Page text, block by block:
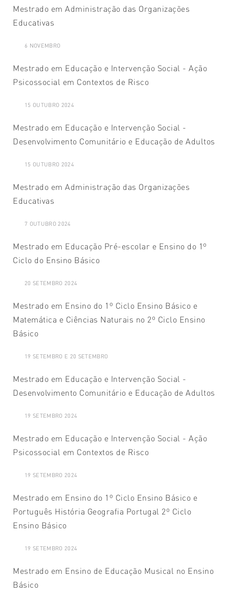
Mestrado em Administração das Organizações
Educativas
6 NOVEMBRO
Mestrado em Educação e Intervenção Social - Ação
Psicossocial em Contextos de Risco
15 OUTUBRO 2024
Mestrado em Educação e Intervenção Social -
Desenvolvimento Comunitário e Educação de Adultos
15 OUTUBRO 2024
Mestrado em Administração das Organizações
Educativas
7 OUTUBRO 2024
Mestrado em Educação Pré-escolar e Ensino do 1º
Ciclo do Ensino Básico
20 SETEMBRO 2024
Mestrado em Ensino do 1º Ciclo Ensino Básico e
Matemática e Ciências Naturais no 2º Ciclo Ensino
Básico
19 SETEMBRO E 20 SETEMBRO
Mestrado em Educação e Intervenção Social -
Desenvolvimento Comunitário e Educação de Adultos
19 SETEMBRO 2024
Mestrado em Educação e Intervenção Social - Ação
Psicossocial em Contextos de Risco
19 SETEMBRO 2024
Mestrado em Ensino do 1º Ciclo Ensino Básico e
Português História Geografia Portugal 2º Ciclo
Ensino Básico
19 SETEMBRO 2024
Mestrado em Ensino de Educação Musical no Ensino
Básico